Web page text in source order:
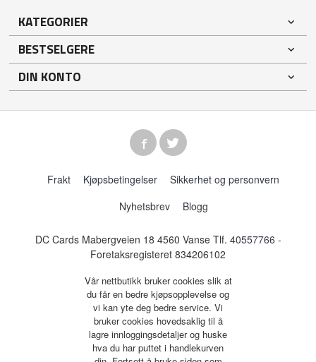
KATEGORIER
BESTSELGERE
DIN KONTO
Frakt Kjøpsbetingelser
Sikkerhet og personvern
Nyhetsbrev
Blogg
DC Cards Mabergveien 18 4560 Vanse Tlf. 40557766 -
Foretaksregisteret 834206102
Vår nettbutikk bruker cookies slik at
du får en bedre kjøpsopplevelse og
vi kan yte deg bedre service. Vi
bruker cookies hovedsaklig til å
lagre innloggingsdetaljer og huske
hva du har puttet i handlekurven